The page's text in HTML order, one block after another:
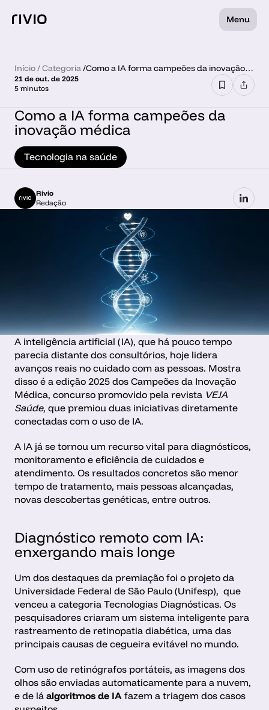
Menu
Início / Categoria /Como a IA forma campeões da inovação
Como a IA forma campeões da
inovação médica
Tecnologia na saúde
Rivio
Redação
21 de out. de 2025
5 minutos
A inteligência artificial (IA), que há pouco tempo
parecia distante dos consultórios, hoje lidera
avanços reais no cuidado com as pessoas. Mostra
disso é a edição 2025 dos Campeões da Inovação
Médica, concurso promovido pela revista VEJA
Saúde, que premiou duas iniciativas diretamente
conectadas com o uso de IA.
A IA já se tornou um recurso vital para diagnósticos,
monitoramento e eficiência de cuidados e
atendimento. Os resultados concretos são menor
tempo de tratamento, mais pessoas alcançadas,
novas descobertas genéticas, entre outros.
Diagnóstico remoto com IA:
enxergando mais longe
Um dos destaques da premiação foi o projeto da
Universidade Federal de São Paulo (Unifesp),  que
venceu a categoria Tecnologias Diagnósticas. Os
pesquisadores criaram um sistema inteligente para
rastreamento de retinopatia diabética, uma das
principais causas de cegueira evitável no mundo.
Com uso de retinógrafos portáteis, as imagens dos
olhos são enviadas automaticamente para a nuvem,
e de lá algoritmos de IA fazem a triagem dos casos